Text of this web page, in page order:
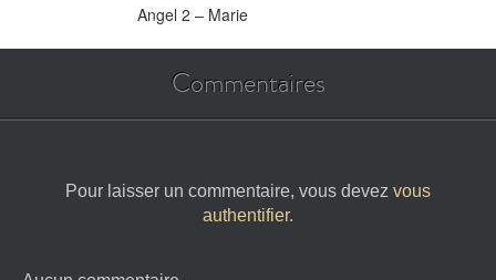
Angel 2 – Marie
Commentaires
Pour laisser un commentaire, vous devez vous
authentifier.